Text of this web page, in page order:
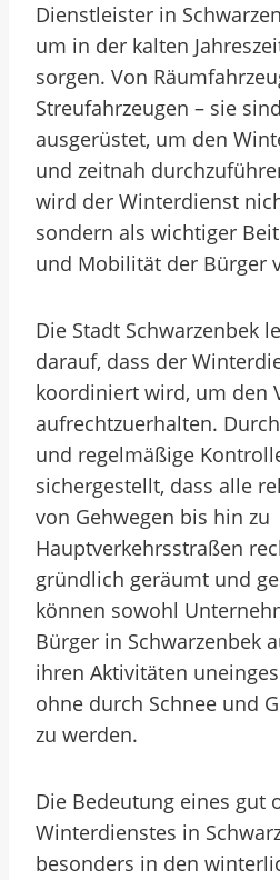
Dienstleister in
um in der kalten
sorgen. Von
Streufahrzeugen – sie
ausgerüstet, um den
und zeitnah
wird der Winterdienst
sondern als wichtiger
und Mobilität der Bürger
Die Stadt Schwarzenbek
darauf, dass der
koordiniert wird, um den
aufrechtzuerhalten.
und regelmäßige
sichergestellt, dass alle
von Gehwegen bis hin zu
Hauptverkehrsstraßen
gründlich geräumt und
können sowohl
Bürger in Schwarzenbek
ihren Aktivitäten
ohne durch Schnee und
zu werden.
Die Bedeutung eines gut
Winterdienstes in
besonders in den